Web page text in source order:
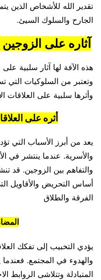
تقدير الله للأشخاص الذين
الجارح والسلوك السيئ.
آثاره على
هذه الآفة لها آثار سلبية
وتعتبر من السلوكيات التي
وأثرها سلبية على العلاقات
أثره على
يعد من أبرز الأسباب التي
والأسرية. عندما ينتشر في
والتفاهم بين الزوجين. قد
أساس التحريض والأقاويل
الفرقة والطلاق
يؤدي التخبيب إلى تفكك
والهدوء في المجتمع. فعندما
المتبادلة وتتلاشى الروابط